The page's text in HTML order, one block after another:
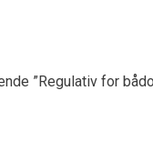
”Regulativ for